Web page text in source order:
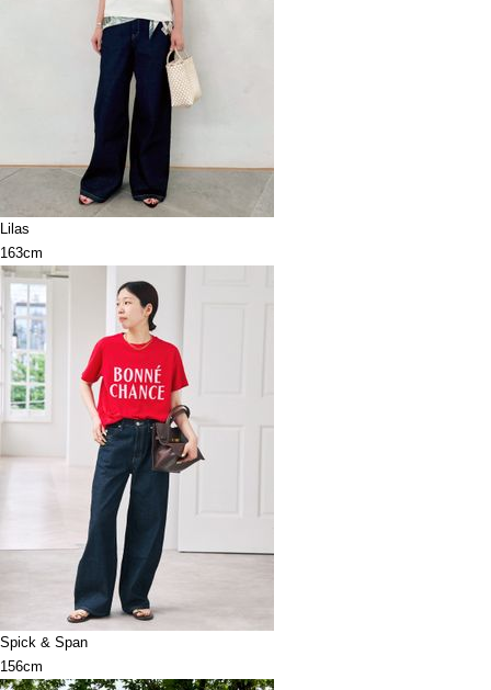
Lilas
163cm
Spick & Span
156cm